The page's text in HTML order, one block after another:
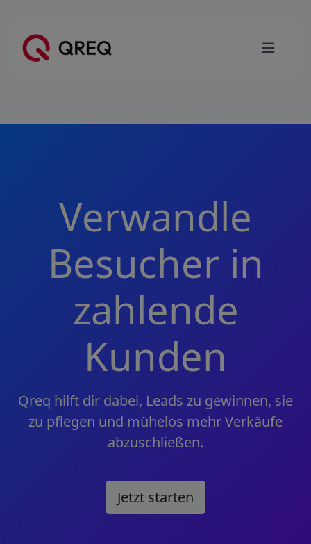
Verwandle
Besucher in
zahlende
Kunden
Qreq hilft dir dabei, Leads zu gewinnen, sie
zu pflegen und mühelos mehr Verkäufe
abzuschließen.
Jetzt starten